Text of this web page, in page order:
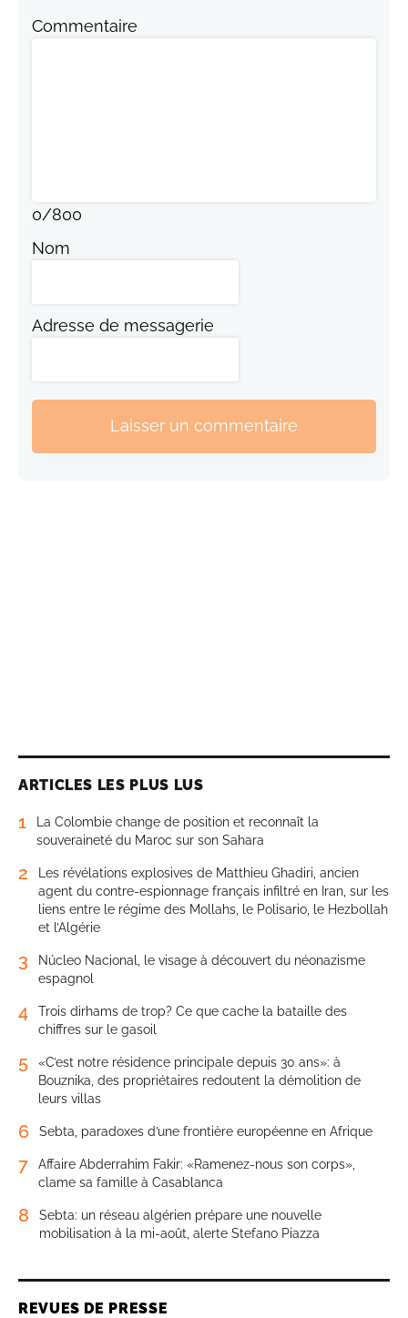
Commentaire
0/800
Nom
Adresse de messagerie
Laisser un commentaire
ARTICLES LES PLUS LUS
1
La Colombie change de position et reconnaît la
souveraineté du Maroc sur son Sahara
2
Les révélations explosives de Matthieu Ghadiri, ancien
agent du contre-espionnage français infiltré en Iran, sur les
liens entre le régime des Mollahs, le Polisario, le Hezbollah
et l’Algérie
3
Núcleo Nacional, le visage à découvert du néonazisme
espagnol
4
Trois dirhams de trop? Ce que cache la bataille des
chiffres sur le gasoil
5
«C’est notre résidence principale depuis 30 ans»: à
Bouznika, des propriétaires redoutent la démolition de
leurs villas
6 Sebta, paradoxes d’une frontière européenne en Afrique
7
Affaire Abderrahim Fakir: «Ramenez-nous son corps»,
clame sa famille à Casablanca
8
Sebta: un réseau algérien prépare une nouvelle
mobilisation à la mi-août, alerte Stefano Piazza
REVUES DE PRESSE